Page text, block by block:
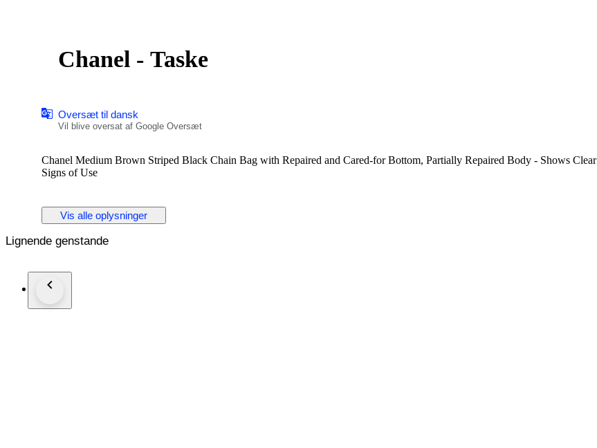
Chanel - Taske
Oversæt til dansk
Vil blive oversat af Google Oversæt
Chanel Medium Brown Striped Black Chain Bag with Repaired and Cared-for Bottom, Partially Repaired Body - Shows Clear
Signs of Use
Vis alle oplysninger
Lignende genstande